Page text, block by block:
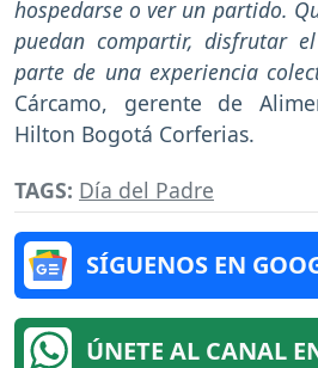
hospedarse o ver un partido.
puedan compartir, disfrutar
parte de una experiencia
Cárcamo, gerente de
Hilton Bogotá Corferias.
TAGS: Día del Padre
SÍGUENOS EN
ÚNETE AL CANAL